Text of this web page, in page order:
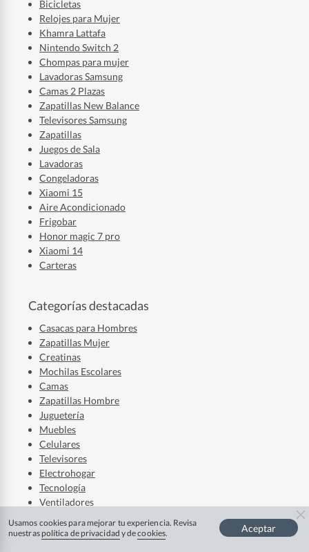
Bicicletas
Relojes para Mujer
Khamra Lattafa
Nintendo Switch 2
Chompas para mujer
Lavadoras Samsung
Camas 2 Plazas
Zapatillas New Balance
Televisores Samsung
Zapatillas
Juegos de Sala
Lavadoras
Congeladoras
Xiaomi 15
Aire Acondicionado
Frigobar
Honor magic 7 pro
Xiaomi 14
Carteras
Categorías destacadas
Casacas para Hombres
Zapatillas Mujer
Creatinas
Mochilas Escolares
Camas
Zapatillas Hombre
Juguetería
Muebles
Celulares
Televisores
Electrohogar
Tecnología
Ventiladores
Audífonos
Usamos cookies para mejorar tu experiencia. Revisa
nuestras política de privacidad y decookies. Aceptar